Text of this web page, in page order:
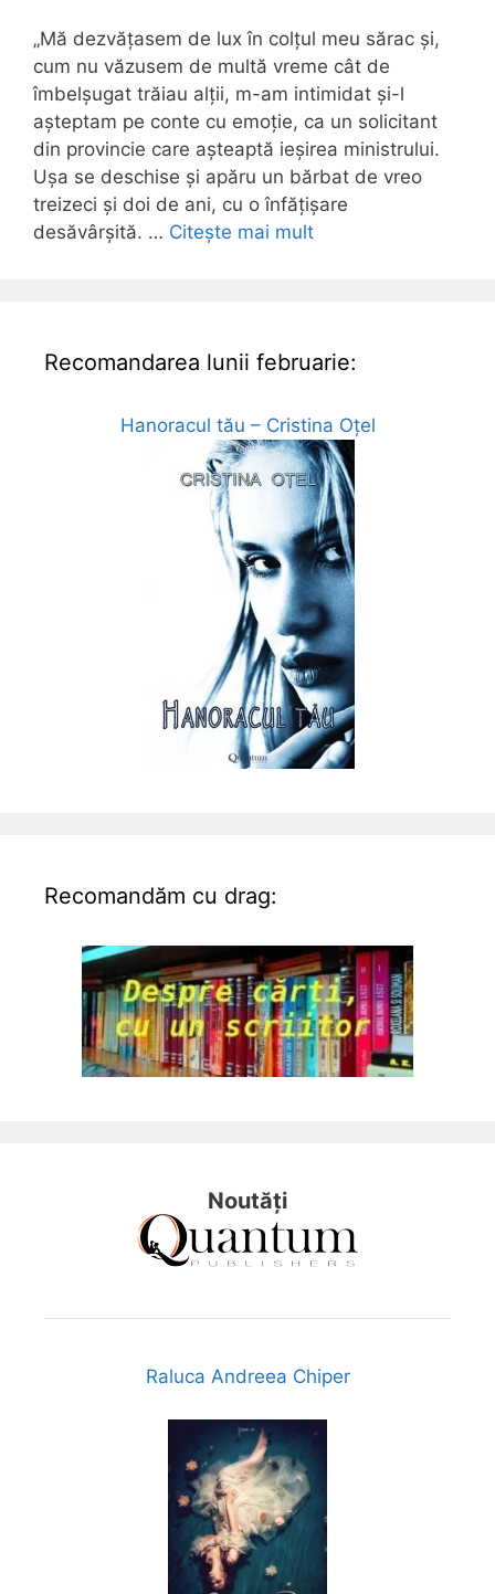
„Mă dezvățasem de lux în colțul meu sărac și,
cum nu văzusem de multă vreme cât de
îmbelșugat trăiau alții, m-am intimidat și-l
așteptam pe conte cu emoție, ca un solicitant
din provincie care așteaptă ieșirea ministrului.
Ușa se deschise și apăru un bărbat de vreo
treizeci și doi de ani, cu o înfățișare
desăvârșită. … Citește mai mult
Recomandarea lunii februarie:
Hanoracul tău – Cristina Oțel
Recomandăm cu drag:
Noutăți
Raluca Andreea Chiper